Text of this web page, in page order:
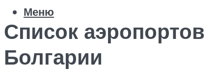
Меню
Список аэропортов
Болгарии